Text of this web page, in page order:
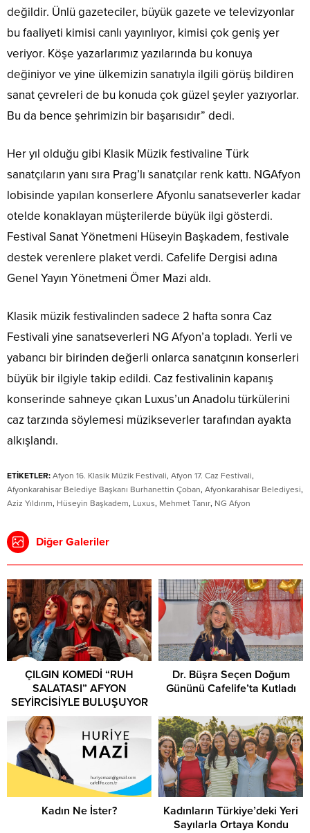
değildir. Ünlü gazeteciler, büyük gazete ve televizyonlar
bu faaliyeti kimisi canlı yayınlıyor, kimisi çok geniş yer
veriyor. Köşe yazarlarımız yazılarında bu konuya
değiniyor ve yine ülkemizin sanatıyla ilgili görüş bildiren
sanat çevreleri de bu konuda çok güzel şeyler yazıyorlar.
Bu da bence şehrimizin bir başarısıdır” dedi.
Her yıl olduğu gibi Klasik Müzik festivaline Türk
sanatçıların yanı sıra Prag’lı sanatçılar renk kattı. NGAfyon
lobisinde yapılan konserlere Afyonlu sanatseverler kadar
otelde konaklayan müşterilerde büyük ilgi gösterdi.
Festival Sanat Yönetmeni Hüseyin Başkadem, festivale
destek verenlere plaket verdi. Cafelife Dergisi adına
Genel Yayın Yönetmeni Ömer Mazi aldı.
Klasik müzik festivalinden sadece 2 hafta sonra Caz
Festivali yine sanatseverleri NG Afyon’a topladı. Yerli ve
yabancı bir birinden değerli onlarca sanatçının konserleri
büyük bir ilgiyle takip edildi. Caz festivalinin kapanış
konserinde sahneye çıkan Luxus’un Anadolu türkülerini
caz tarzında söylemesi müzikseverler tarafından ayakta
alkışlandı.
ETİKETLER: Afyon 16. Klasik Müzik Festivali, Afyon 17. Caz Festivali,
Afyonkarahisar Belediye Başkanı Burhanettin Çoban, Afyonkarahisar Belediyesi,
Aziz Yıldırım, Hüseyin Başkadem, Luxus, Mehmet Tanır, NG Afyon
Diğer Galeriler
ÇILGIN KOMEDİ “RUH
SALATASI” AFYON
SEYİRCİSİYLE BULUŞUYOR
Dr. Büşra Seçen Doğum
Gününü Cafelife’ta Kutladı
Kadın Ne İster?
Kadınların Türkiye’deki Yeri
Sayılarla Ortaya Kondu